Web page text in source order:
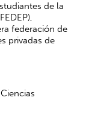
de la
federación de
privadas de